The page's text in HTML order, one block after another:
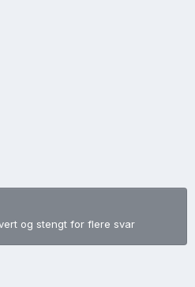
og stengt for flere svar